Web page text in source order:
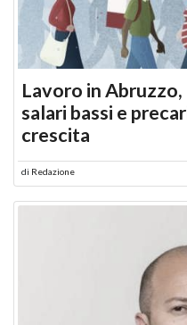
Lavoro in
salari bassi e
crescita
di Redazione